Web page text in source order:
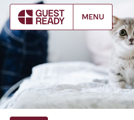
MENU
Make booking
FR Select service of interest
Trouvez votre
ANGLETERRE